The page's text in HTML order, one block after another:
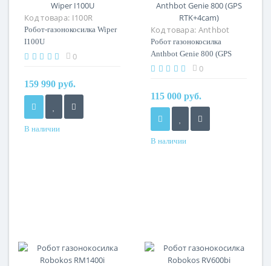
Код товара: I100R
(модифицирован до
I100U)
Робот-газонокосилка Wiper
I100U
0
159 990 руб.
В наличии
Код товара: Anthbot
Genie 800 (GPS RTK + 4
камеры)
Робот газонокосилка
Anthbot Genie 800 (GPS
RTK+4cam)
0
115 000 руб.
В наличии